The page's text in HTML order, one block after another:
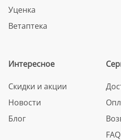
Уценка
Ветаптека
Интересное
Скидки и акции
Новости
Блог
FAQ